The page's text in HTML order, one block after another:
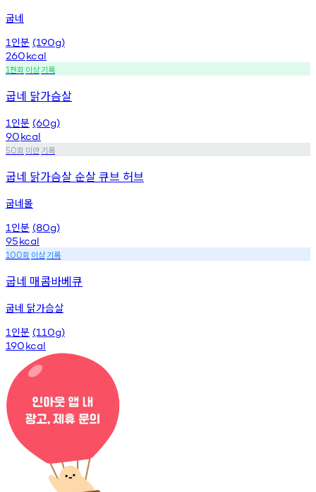
굽네
1 인분 (190g)
260kcal
1천회 이상기록
굽네 닭가슴살
1 인분 (60g)
90kcal
50회 미만기록
굽네 닭가슴살 순살 큐브 허브
굽네몰
1 인분 (80g)
95kcal
100회 이상기록
굽네 매콤바베큐
굽네 닭가슴살
1 인분 (110g)
190kcal